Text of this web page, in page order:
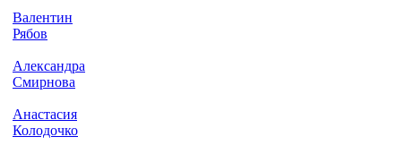
Валентин
Рябов
Александра
Смирнова
Анастасия
Колодочко